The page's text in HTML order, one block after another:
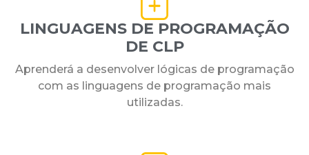
LINGUAGENS DE PROGRAMAÇÃO
DE CLP
Aprenderá a desenvolver lógicas de programação
com as linguagens de programação mais
utilizadas.